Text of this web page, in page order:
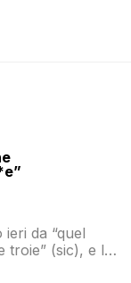
da “quel
troie” (sic), e le